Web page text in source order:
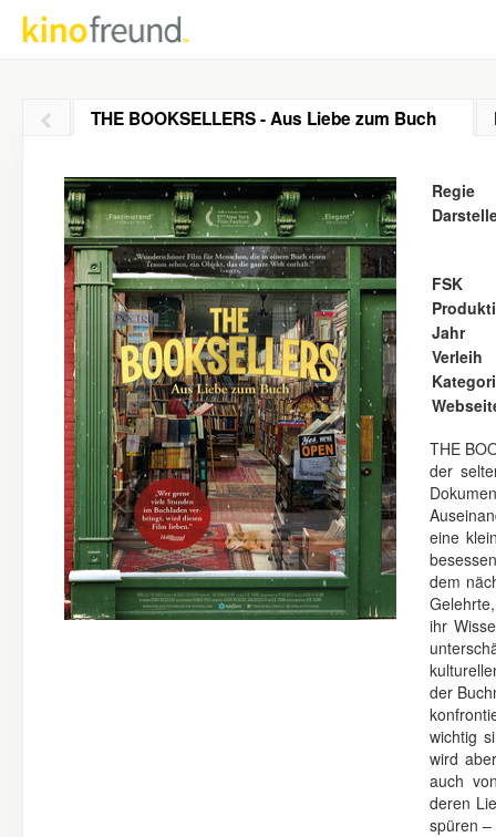
THE BOOKSELLERS - Aus Liebe zum Buch
Regie
FSK
Jahr
Verleih
THE
der
eine
dem
ihr
der
wichtig
wird
auch
deren
spüren –